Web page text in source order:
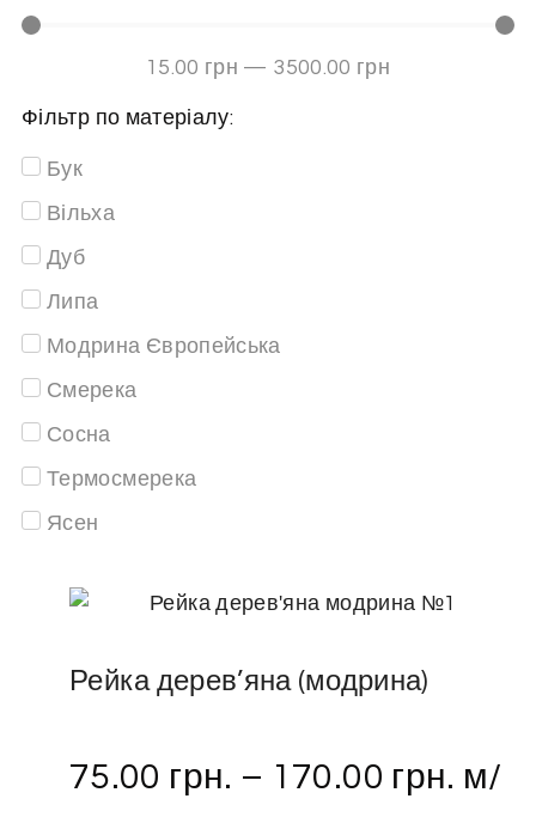
15.00 грн — 3500.00 грн
Фільтр по матеріалу:
Бук
Вільха
Дуб
Липа
Модрина Європейська
Смерека
Сосна
Термосмерека
Ясен
Рейка дерев’яна (модрина)
75.00 грн. – 170.00 грн. м/